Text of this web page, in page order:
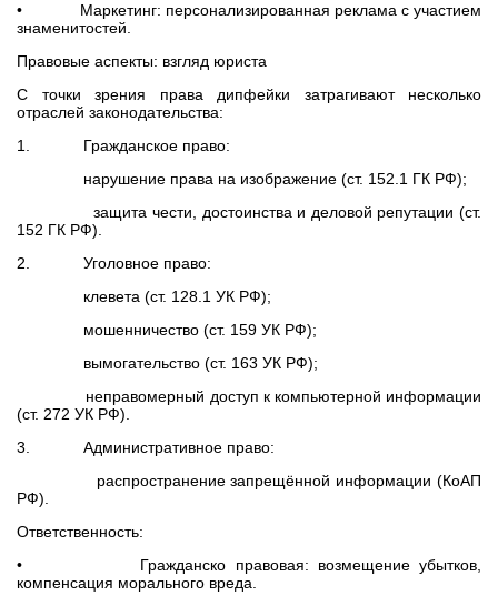
• Маркетинг: персонализированная реклама с участием
знаменитостей.
Правовые аспекты: взгляд юриста
С точки зрения права дипфейки затрагивают несколько
отраслей законодательства:
1. Гражданское право:
нарушение права на изображение (ст. 152.1 ГК РФ);
защита чести, достоинства и деловой репутации (ст.
152 ГК РФ).
2. Уголовное право:
клевета (ст. 128.1 УК РФ);
мошенничество (ст. 159 УК РФ);
вымогательство (ст. 163 УК РФ);
неправомерный доступ к компьютерной информации
(ст. 272 УК РФ).
3. Административное право:
распространение запрещённой информации (КоАП
РФ).
Ответственность:
• Гражданско правовая: возмещение убытков,
компенсация морального вреда.